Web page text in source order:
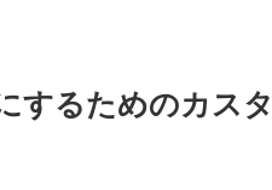
するためのカス